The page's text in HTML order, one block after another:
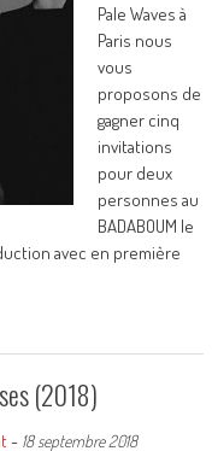
Pale Waves à
Paris nous
vous
proposons de
gagner cinq
invitations
pour deux
personnes au
BADABOUM le
avec en première
(2018)
- 18 septembre 2018